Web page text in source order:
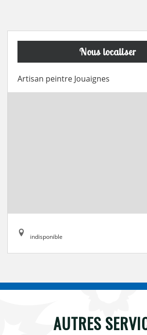
Nous localiser
Artisan peintre Jouaignes
indisponible
AUTRES